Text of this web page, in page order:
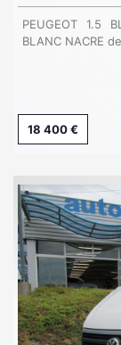
PEUGEOT 1.5
BLANC NACRE
18 400 €